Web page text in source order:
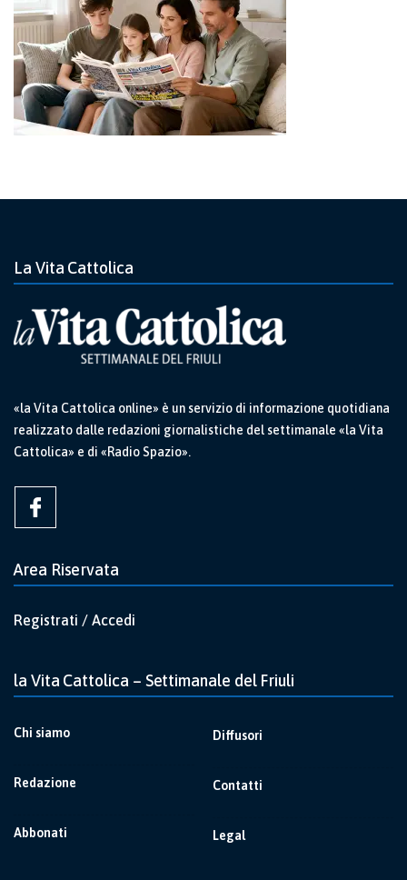
La Vita Cattolica
«la Vita Cattolica online» è un servizio di informazione quotidiana
realizzato dalle redazioni giornalistiche del settimanale «la Vita
Cattolica» e di «Radio Spazio».
Area Riservata
Registrati / Accedi
la Vita Cattolica – Settimanale del Friuli
Chi siamo
Redazione
Abbonati
Diffusori
Contatti
Legal